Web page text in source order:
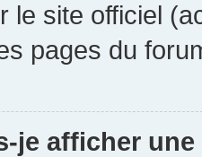
le site officiel
pages du
je afficher